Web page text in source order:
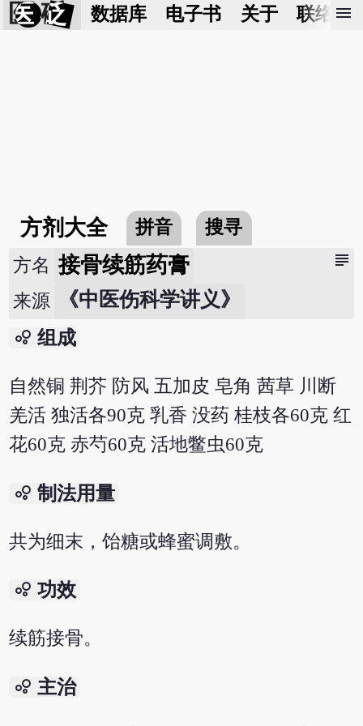
医 砭 数据库 电子书 关于 联络我
menu
方剂大全 拼音 搜寻
subject
方名 接骨续筋药膏
来源 《中医伤科学讲义》
bubble_chart 组成
自然铜 荆芥 防风 五加皮 皂角 茜草 川断
羌活 独活各90克 乳香 没药 桂枝各60克 红
花60克 赤芍60克 活地鳖虫60克
bubble_chart 制法用量
共为细末，饴糖或蜂蜜调敷。
bubble_chart 功效
续筋接骨。
bubble_chart 主治